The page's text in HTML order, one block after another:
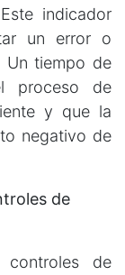
indicador
un error o
Un tiempo de
proceso de
y que la
negativo de
de
de